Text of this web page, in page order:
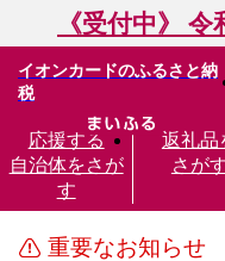
《受付中》
イオンカードのふるさと納
税
応援する
自治体をさが
す
返礼品
さが
重要なお知らせ